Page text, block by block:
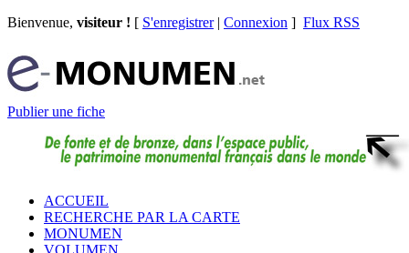
Bienvenue, visiteur ! [ S'enregistrer| Connexion ] Flux RSS
Publier une fiche
ACCUEIL
RECHERCHE PAR LA CARTE
MONUMEN
VOLUMEN